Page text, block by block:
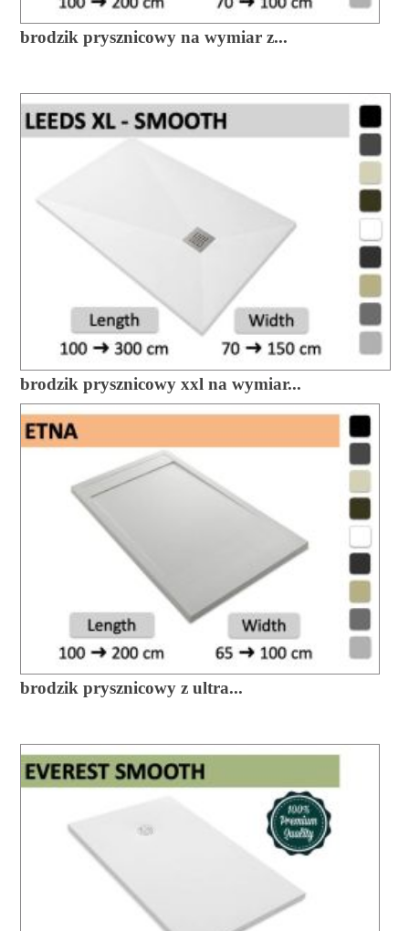
brodzik prysznicowy na wymiar z...
brodzik prysznicowy xxl na wymiar...
brodzik prysznicowy z ultra...